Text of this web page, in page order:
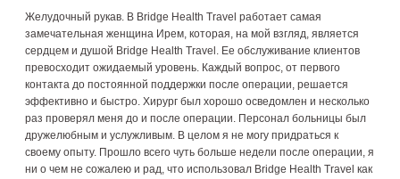
Желудочный рукав. В Bridge Health Travel работает самая
замечательная женщина Ирем, которая, на мой взгляд, является
сердцем и душой Bridge Health Travel. Ее обслуживание клиентов
превосходит ожидаемый уровень. Каждый вопрос, от первого
контакта до постоянной поддержки после операции, решается
эффективно и быстро. Хирург был хорошо осведомлен и несколько
раз проверял меня до и после операции. Персонал больницы был
дружелюбным и услужливым. В целом я не могу придраться к
своему опыту. Прошло всего чуть больше недели после операции, я
ни о чем не сожалею и рад, что использовал Bridge Health Travel как